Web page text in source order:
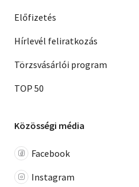
Előfizetés
Hírlevél feliratkozás
Törzsvásárlói program
TOP 50
Közösségi média
Facebook
Instagram